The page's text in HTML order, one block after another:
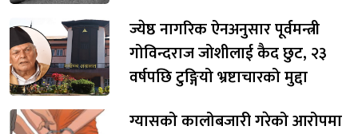
ज्येष्ठ नागरिक ऐनअनुसार पूर्वमन्त्री
गोविन्दराज जोशीलाई कैद छुट, २३
वर्षपछि टुङ्गियो भ्रष्टाचारको मुद्दा
ग्यासको कालोबजारी गरेको आरोपमा